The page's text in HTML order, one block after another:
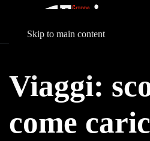
Skip to main content
Viaggi:
come